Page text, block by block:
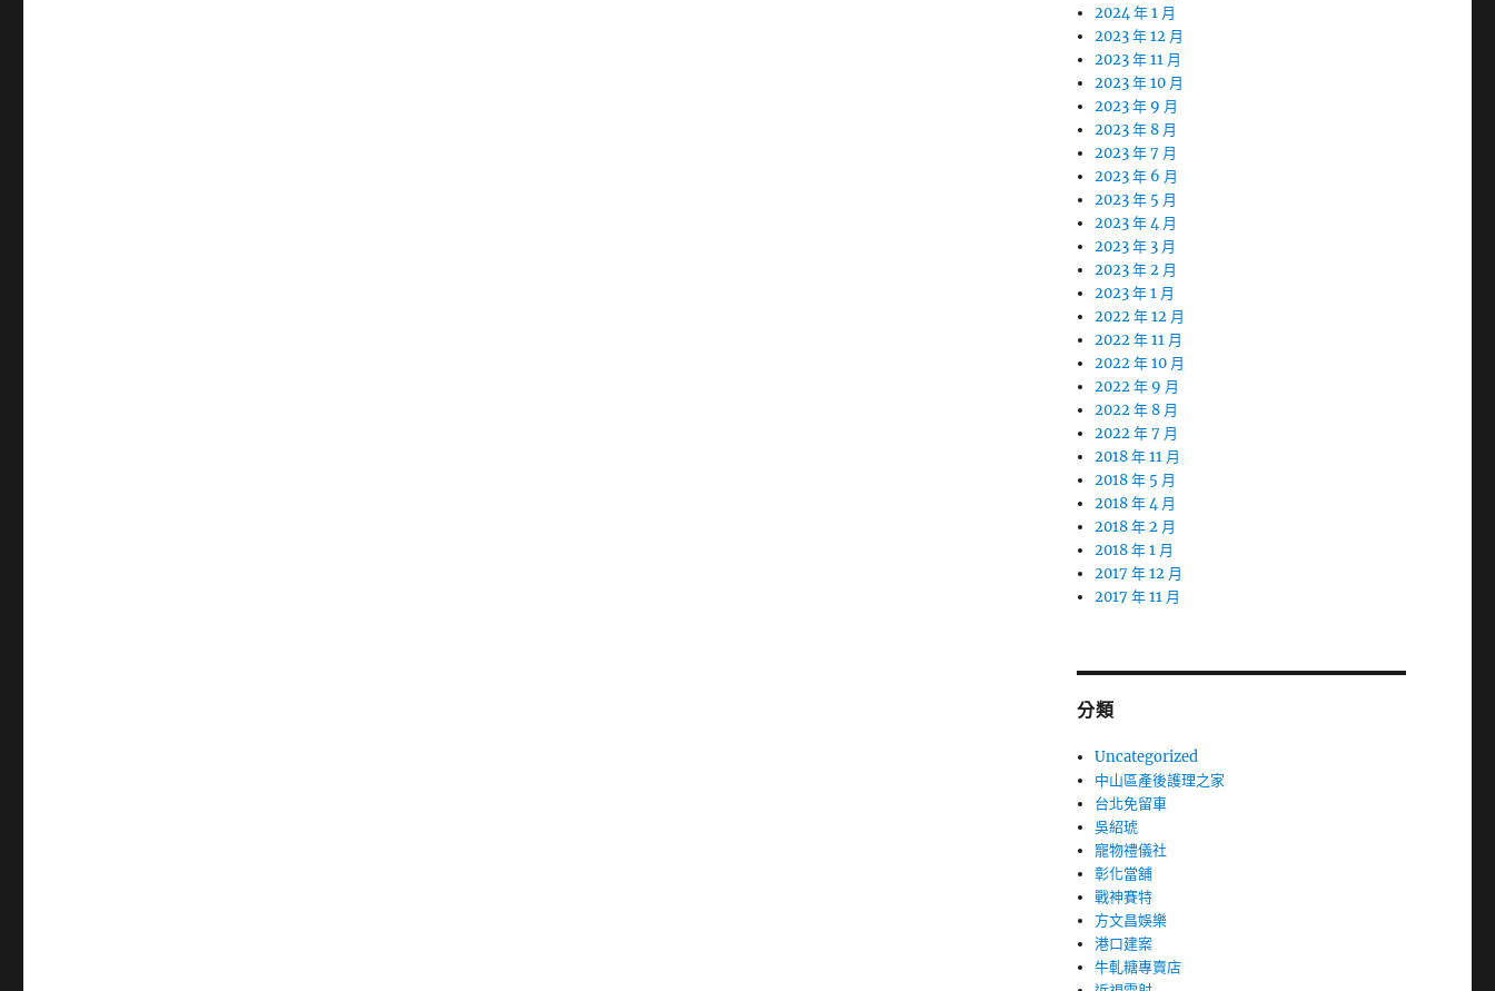
2024 年 1 月
2023 年 12 月
2023 年 11 月
2023 年 10 月
2023 年 9 月
2023 年 8 月
2023 年 7 月
2023 年 6 月
2023 年 5 月
2023 年 4 月
2023 年 3 月
2023 年 2 月
2023 年 1 月
2022 年 12 月
2022 年 11 月
2022 年 10 月
2022 年 9 月
2022 年 8 月
2022 年 7 月
2018 年 11 月
2018 年 5 月
2018 年 4 月
2018 年 2 月
2018 年 1 月
2017 年 12 月
2017 年 11 月
分類
Uncategorized
中山區產後護理之家
台北免留車
吳紹琥
寵物禮儀社
彰化當舖
戰神賽特
方文昌娛樂
港口建案
牛軋糖專賣店